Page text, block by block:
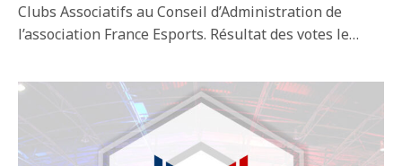
Clubs Associatifs au Conseil d’Administration de
l’association France Esports. Résultat des votes le…